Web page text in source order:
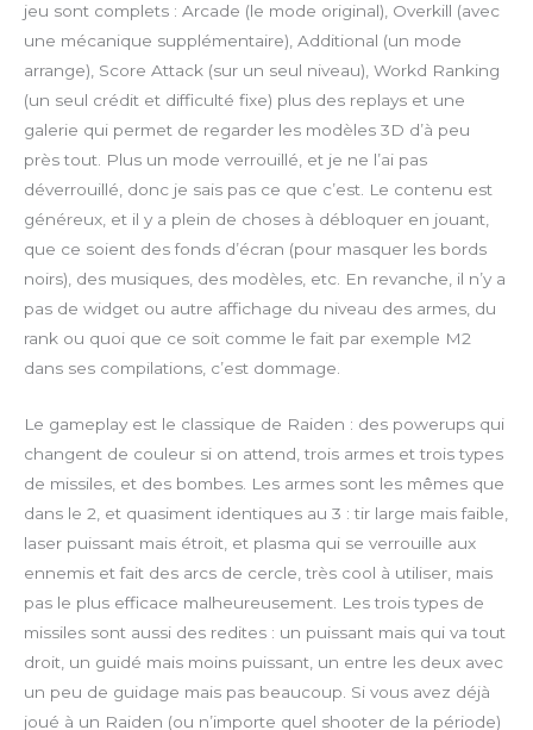
jeu sont complets : Arcade (le mode original), Overkill (avec
une mécanique supplémentaire), Additional (un mode
arrange), Score Attack (sur un seul niveau), Workd Ranking
(un seul crédit et difficulté fixe) plus des replays et une
galerie qui permet de regarder les modèles 3D d’à peu
près tout. Plus un mode verrouillé, et je ne l’ai pas
déverrouillé, donc je sais pas ce que c’est. Le contenu est
généreux, et il y a plein de choses à débloquer en jouant,
que ce soient des fonds d’écran (pour masquer les bords
noirs), des musiques, des modèles, etc. En revanche, il n’y a
pas de widget ou autre affichage du niveau des armes, du
rank ou quoi que ce soit comme le fait par exemple M2
dans ses compilations, c’est dommage.
Le gameplay est le classique de Raiden : des powerups qui
changent de couleur si on attend, trois armes et trois types
de missiles, et des bombes. Les armes sont les mêmes que
dans le 2, et quasiment identiques au 3 : tir large mais faible,
laser puissant mais étroit, et plasma qui se verrouille aux
ennemis et fait des arcs de cercle, très cool à utiliser, mais
pas le plus efficace malheureusement. Les trois types de
missiles sont aussi des redites : un puissant mais qui va tout
droit, un guidé mais moins puissant, un entre les deux avec
un peu de guidage mais pas beaucoup. Si vous avez déjà
joué à un Raiden (ou n’importe quel shooter de la période)